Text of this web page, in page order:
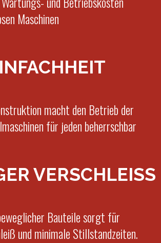
Maschinen
macht den Betrieb der
für jeden beherrschbar
VERSCHLEISS
Bauteile sorgt für
und minimale Stillstandzeiten.